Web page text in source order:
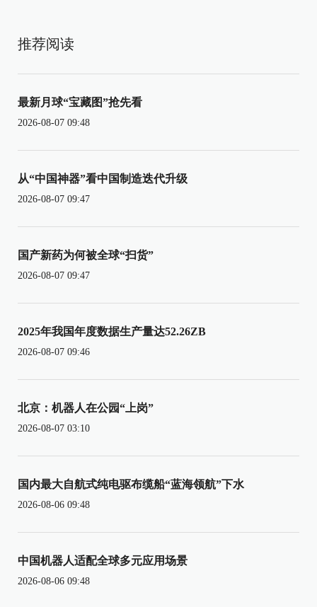
推荐阅读
最新月球“宝藏图”抢先看
2026-08-07 09:48
从“中国神器”看中国制造迭代升级
2026-08-07 09:47
国产新药为何被全球“扫货”
2026-08-07 09:47
2025年我国年度数据生产量达52.26ZB
2026-08-07 09:46
北京：机器人在公园“上岗”
2026-08-07 03:10
国内最大自航式纯电驱布缆船“蓝海领航”下水
2026-08-06 09:48
中国机器人适配全球多元应用场景
2026-08-06 09:48